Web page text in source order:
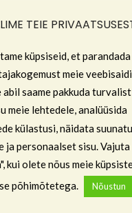
OÜ
värv ja piltidel olevad
erineda. Ekraanid
ning seega võib nähtu olla
TEIE
küpsiseid, et parandada
meie
abil saame pakkuda turvalist
meie lehtedele, analüüsida
külastusi, näidata
ja personaalset sisu. Vajuta
kui olete nõus meie
põhimõtetega.
Nõustun